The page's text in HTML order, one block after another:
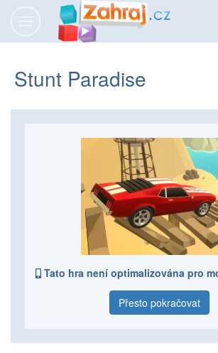
Stunt Paradise
Tato hra není optimalizována pro
Přesto pokračovat